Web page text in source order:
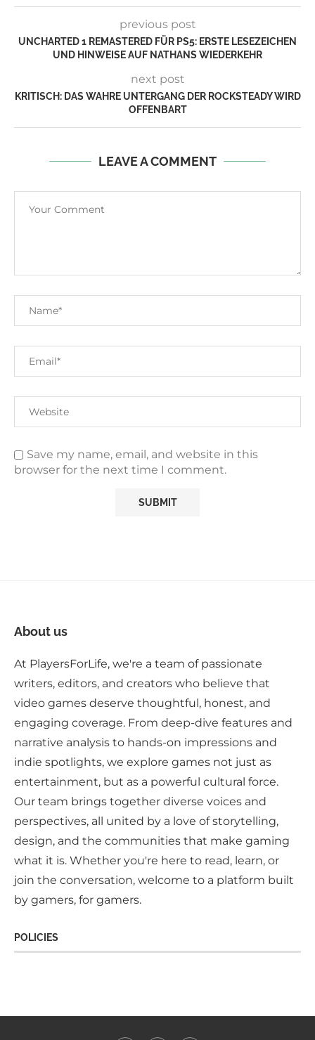
previous post
UNCHARTED 1 REMASTERED FÜR PS5: ERSTE LESEZEICHEN
UND HINWEISE AUF NATHANS WIEDERKEHR
next post
KRITISCH: DAS WAHRE UNTERGANG DER ROCKSTEADY WIRD
OFFENBART
LEAVE A COMMENT
Save my name, email, and website in this
browser for the next time I comment.
About us
At PlayersForLife, we're a team of passionate
writers, editors, and creators who believe that
video games deserve thoughtful, honest, and
engaging coverage. From deep-dive features and
narrative analysis to hands-on impressions and
indie spotlights, we explore games not just as
entertainment, but as a powerful cultural force.
Our team brings together diverse voices and
perspectives, all united by a love of storytelling,
design, and the communities that make gaming
what it is. Whether you're here to read, learn, or
join the conversation, welcome to a platform built
by gamers, for gamers.
POLICIES